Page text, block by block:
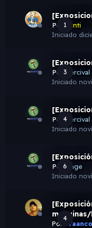
1
PorSanti
Iniciado
3
PorPercival
Iniciado
4
PorPercival
Iniciado
6
PorAnge
Iniciado
4
Por